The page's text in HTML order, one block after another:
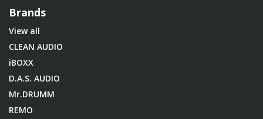
Brands
View all
CLEAN AUDIO
iBOXX
D.A.S. AUDIO
Mr.DRUMM
REMO